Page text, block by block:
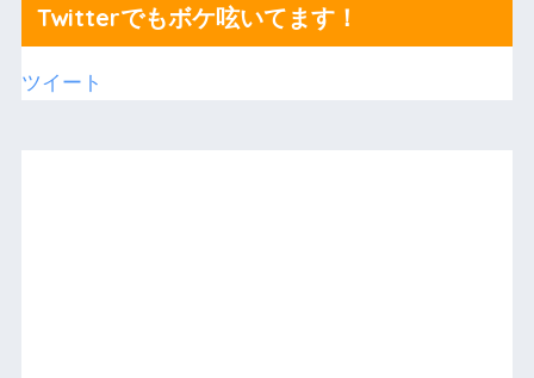
Twitterでもボケ呟いてます！
ツイート